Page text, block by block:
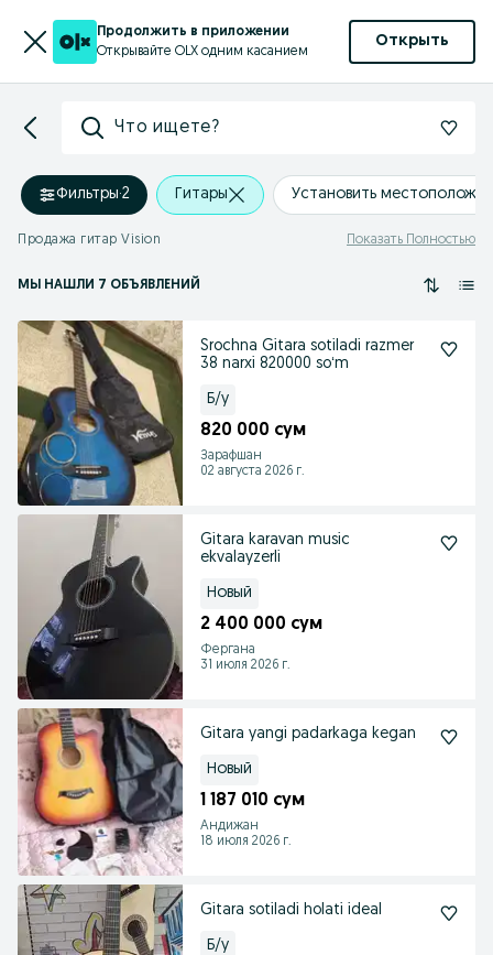
Продолжить в приложении
Открывайте OLX одним касанием
Открыть
Что ищете?
Фильтры·2 Гитары Установить
Продажа гитар Vision Показать Полностью
МЫ НАШЛИ 7 ОБЪЯВЛЕНИЙ
Srochna Gitara sotiladi razmer
38 narxi 820000 soʻm
Б/у
820 000 сум
Зарафшан
02 августа 2026 г.
Gitara karavan music
ekvalayzerli
Новый
2 400 000 сум
Фергана
31 июля 2026 г.
Gitara yangi padarkaga kegan
Новый
1 187 010 сум
Андижан
18 июля 2026 г.
Gitara sotiladi holati ideal
Б/у